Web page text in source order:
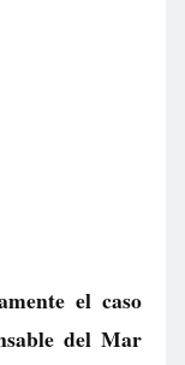
el caso
del Mar